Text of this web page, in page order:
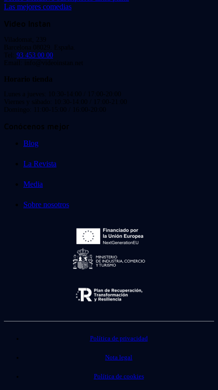
Las mejores comedias
Video Instan
Viladomat, 239
Barcelona 08029. España.
Tel: 93 453 00 00
Email: info@videoinstan.net
Horario tienda
Lunes a jueves: 10:30-14:00 / 17:00-20:00
Viernes y sábado: 10:30-14:00 / 17:00-21:00
Domingo: 11:00-15:00 / 16:00-20:00
Conócenos mejor
Blog
La Revista
Media
Sobre nosotros
Política de privacidad
Nota legal
Política de cookies